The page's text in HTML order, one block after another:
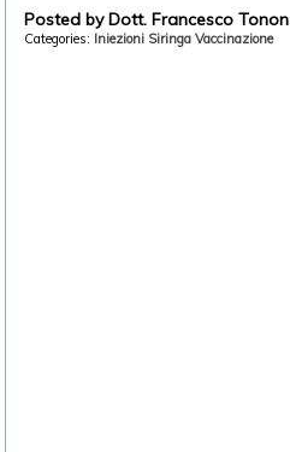
Posted by Dott. Francesco Tonon
Categories: Iniezioni Siringa Vaccinazione